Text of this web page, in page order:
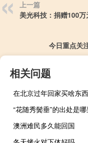
上一篇
美光科技：捐赠100
今日重点关
相关问题
在北京过年回家买啥东西
“花随秀鬓垂”的出处是哪
澳洲难民多久能回国